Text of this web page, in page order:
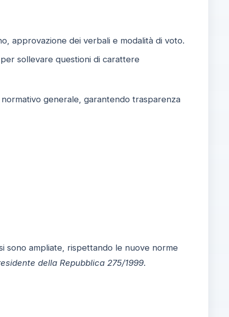
approvazione dei verbali e modalità di voto.
sollevare questioni di carattere
generale, garantendo trasparenza
sono ampliate, rispettando le nuove norme
della Repubblica 275/1999.